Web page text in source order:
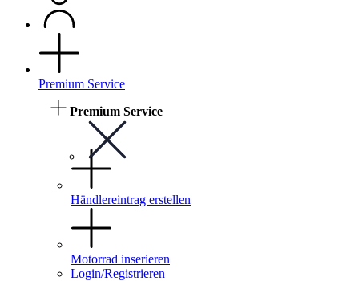
Premium Service
Premium Service
Händlereintrag erstellen
Motorrad inserieren
Login/Registrieren